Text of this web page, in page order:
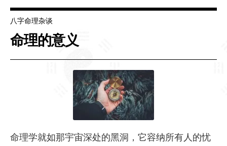
八字命理杂谈
命理的意义
命理学就如那宇宙深处的黑洞，它容纳所有人的忧